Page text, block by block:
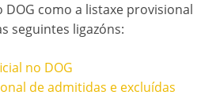
como a listaxe provisional
seguintes ligazóns:
no DOG
de admitidas e excluídas